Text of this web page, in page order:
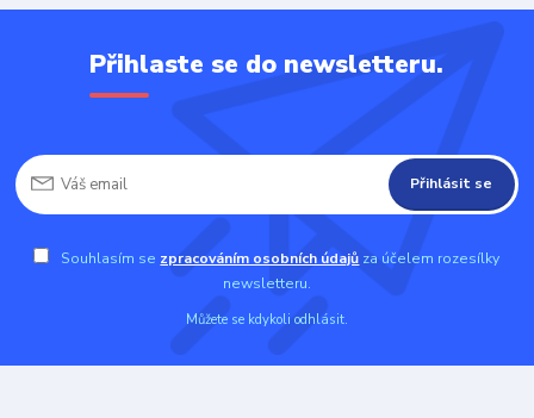
Přihlaste se do newsletteru.
Přihlásit se
Souhlasím se zpracováním osobních údajů za účelem rozesílky
newsletteru.
Můžete se kdykoli odhlásit.